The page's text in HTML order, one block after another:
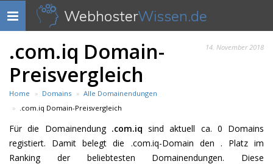
Navigation
anzeigen
WebhosterWissen.de
14. November 2018
.com.iq Domain-
Preisvergleich
Home Domains
Alle Domainendungen
.com.iq Domain-Preisvergleich
Für die Domainendung .com.iq sind aktuell ca. 0 Domains
registiert. Damit belegt die .com.iq-Domain den . Platz im
Ranking der beliebtesten Domainendungen. Diese